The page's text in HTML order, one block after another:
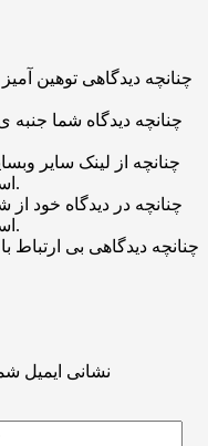
استفاده کرده باشید تایید نخواهد شد.
استفاده کرده باشید تایید نخواهد شد.
چنانچه دیدگاهی بی
نشانی ایمیل